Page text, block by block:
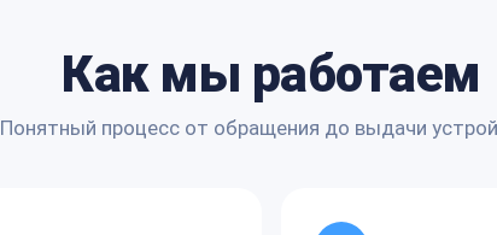
Как мы работаем
Понятный процесс от обращения до выдачи